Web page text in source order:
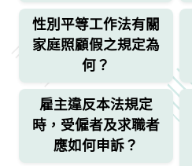
性別平等工作法有關
家庭照顧假之規定為
何？
雇主違反本法規定
時，受僱者及求職者
應如何申訴？